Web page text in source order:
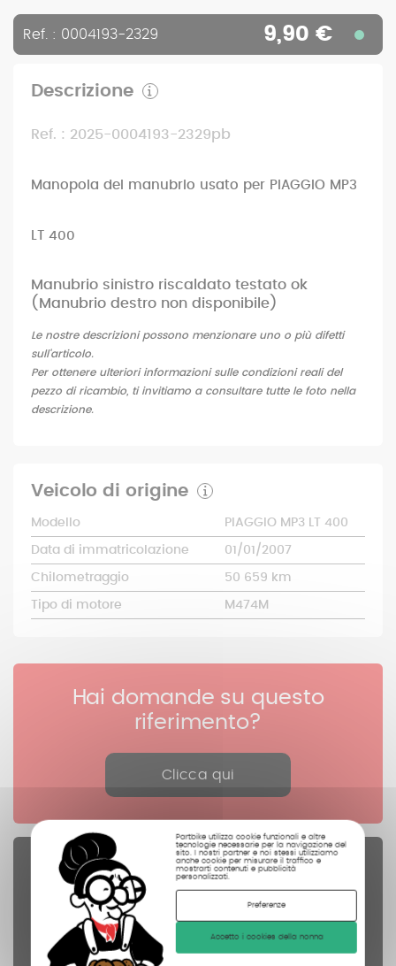
Partbike utilizza cookie funzionali e altre
tecnologie necessarie per la navigazione del
sito. I nostri partner e noi stessi utilizziamo
anche cookie per misurare il traffico e
mostrarti contenuti e pubblicità
personalizzati.
Preferenze
Accetto i cookies della nonna
Ref. : 0004193-2329 9,90 €
Descrizione
Ref. : 2025-0004193-2329pb
Manopola del manubrio usato per PIAGGIO MP3
LT 400
Manubrio sinistro riscaldato testato ok
(Manubrio destro non disponibile)
Le nostre descrizioni possono menzionare uno o più difetti
sull'articolo.
Per ottenere ulteriori informazioni sulle condizioni reali del
pezzo di ricambio, ti invitiamo a consultare tutte le foto nella
descrizione.
Veicolo di origine
Modello PIAGGIO MP3 LT 400
Data di immatricolazione 01/01/2007
Chilometraggio 50 659 km
Tipo di motore M474M
Hai domande su questo
riferimento?
Clicca qui
Pezzi di ricambio
controllate
pulite
fotografate